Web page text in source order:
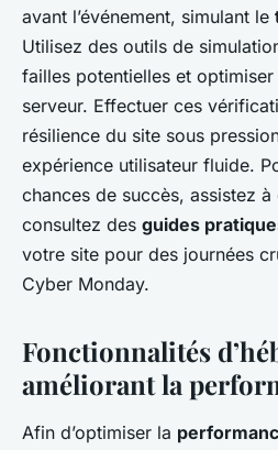
avant l’événement, simulant le
Utilisez des outils de
failles potentielles et
serveur. Effectuer ces
résilience du site sous
expérience utilisateur fluide.
chances de succès, assistez
consultez des guides
votre site pour des journées
Cyber Monday.
Fonctionnalités
améliorant la
Afin d’optimiser la